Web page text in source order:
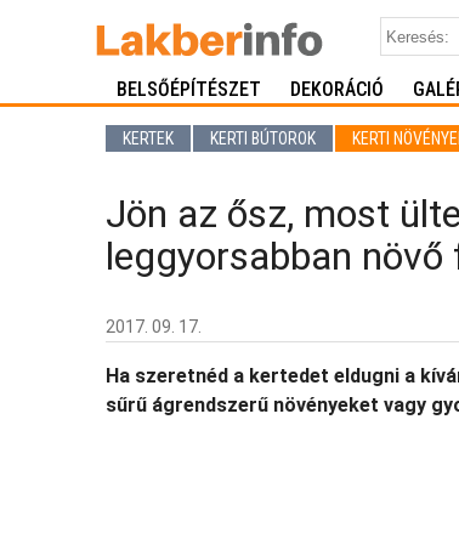
BELSŐÉPÍTÉSZET DEKORÁCIÓ
KERTEK KERTI BÚTOROK KERTI
Jön az ősz, most
leggyorsabban
2017. 09. 17.
Ha szeretnéd a kertedet eldugni a
sűrű ágrendszerű növényeket vagy